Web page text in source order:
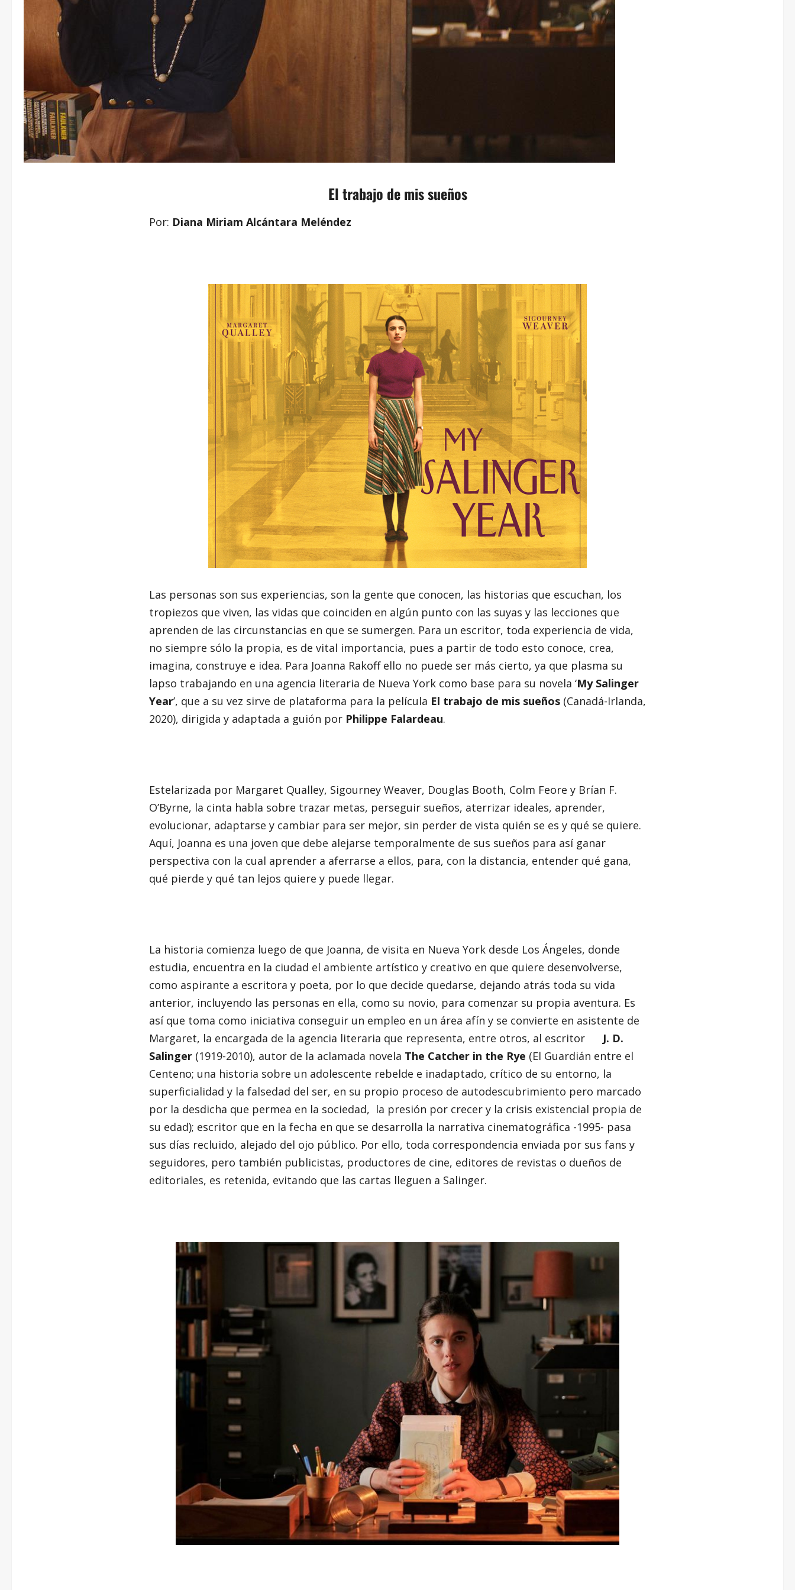
El trabajo de mis sueños
Por: Diana Miriam Alcántara Meléndez
Las personas son sus experiencias, son la gente que conocen, las historias que escuchan, los
tropiezos que viven, las vidas que coinciden en algún punto con las suyas y las lecciones que
aprenden de las circunstancias en que se sumergen. Para un escritor, toda experiencia de vida,
no siempre sólo la propia, es de vital importancia, pues a partir de todo esto conoce, crea,
imagina, construye e idea. Para Joanna Rakoff ello no puede ser más cierto, ya que plasma su
lapso trabajando en una agencia literaria de Nueva York como base para su novela ‘My Salinger
Year’, que a su vez sirve de plataforma para la película El trabajo de mis sueños (Canadá-Irlanda,
2020), dirigida y adaptada a guión por Philippe Falardeau.
Estelarizada por Margaret Qualley, Sigourney Weaver, Douglas Booth, Colm Feore y Brían F.
O’Byrne, la cinta habla sobre trazar metas, perseguir sueños, aterrizar ideales, aprender,
evolucionar, adaptarse y cambiar para ser mejor, sin perder de vista quién se es y qué se quiere.
Aquí, Joanna es una joven que debe alejarse temporalmente de sus sueños para así ganar
perspectiva con la cual aprender a aferrarse a ellos, para, con la distancia, entender qué gana,
qué pierde y qué tan lejos quiere y puede llegar.
La historia comienza luego de que Joanna, de visita en Nueva York desde Los Ángeles, donde
estudia, encuentra en la ciudad el ambiente artístico y creativo en que quiere desenvolverse,
como aspirante a escritora y poeta, por lo que decide quedarse, dejando atrás toda su vida
anterior, incluyendo las personas en ella, como su novio, para comenzar su propia aventura. Es
así que toma como iniciativa conseguir un empleo en un área afín y se convierte en asistente de
Margaret, la encargada de la agencia literaria que representa, entre otros, al escritor J. D.
Salinger (1919-2010), autor de la aclamada novela The Catcher in the Rye (El Guardián entre el
Centeno; una historia sobre un adolescente rebelde e inadaptado, crítico de su entorno, la
superficialidad y la falsedad del ser, en su propio proceso de autodescubrimiento pero marcado
por la desdicha que permea en la sociedad, la presión por crecer y la crisis existencial propia de
su edad); escritor que en la fecha en que se desarrolla la narrativa cinematográfica -1995- pasa
sus días recluido, alejado del ojo público. Por ello, toda correspondencia enviada por sus fans y
seguidores, pero también publicistas, productores de cine, editores de revistas o dueños de
editoriales, es retenida, evitando que las cartas lleguen a Salinger.